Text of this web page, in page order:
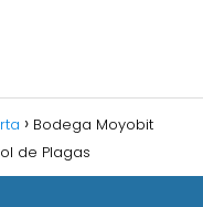
Bodega Moyobit
de Plagas